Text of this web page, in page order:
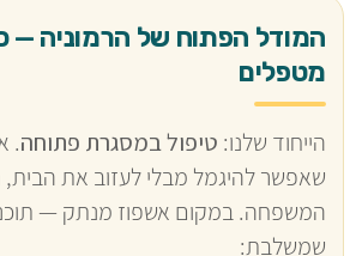
המודל הפתוח של הרמוניה —
מטפלים
הייחוד שלנו: טיפול במסגרת פתוחה.
שאפשר להיגמל מבלי לעזוב את הבית,
המשפחה. במקום אשפוז מנתק —
שמשלבת: